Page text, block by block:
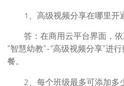
1、高级视频分享在哪里开
答：在商用云平台界面，依
“智慧幼教”-“高级视频分享”进
餐。
2、每个班级最多可添加多